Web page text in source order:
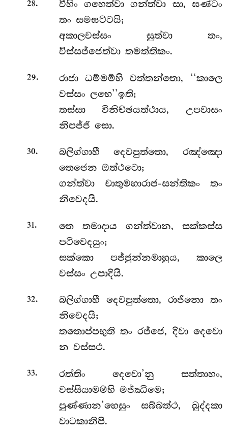
28.
වීහිං ගහෙත්වා ගන්ත්වා සා, ඝණ්ටං
තං සමඝට්ටයි;
අකාලවස්සං සුත්වා තං,
විස්සජ්ජෙත්වා තමත්තිකං.
29.
රාජා ධම්මම්හි වත්තන්තො, ‘‘කාලෙ
වස්සං ලභෙ’’ඉති;
තස්සා විනිච්ඡයත්ථාය, උපවාසං
නිපජ්ජි සො.
30.
බලිග්ගාහී දෙවපුත්තො, රඤ්ඤො
තෙජෙන ඔත්ථටො;
ගන්ත්වා චාතුමහාරාජ-සන්තිකං තං
නිවෙදයි.
31.
තෙ තමාදාය ගන්ත්වාන, සක්කස්ස
පටිවෙදයුං;
සක්කො පජ්ජුන්නමාහුය, කාලෙ
වස්සං උපාදියි.
32.
බලිග්ගාහී දෙවපුත්තො, රාජිනො තං
නිවෙදයි;
තතොප්පභුති තං රජ්ජෙ, දිවා දෙවො
න වස්සථ.
33.
රත්තිං දෙවො’නු සත්තාහං,
වස්සියාමම්හි මජ්ඣිමෙ;
පුණ්ණාන’හෙසුං සබ්බත්ථ, ඛුද්දකා
වාටකානිපි.